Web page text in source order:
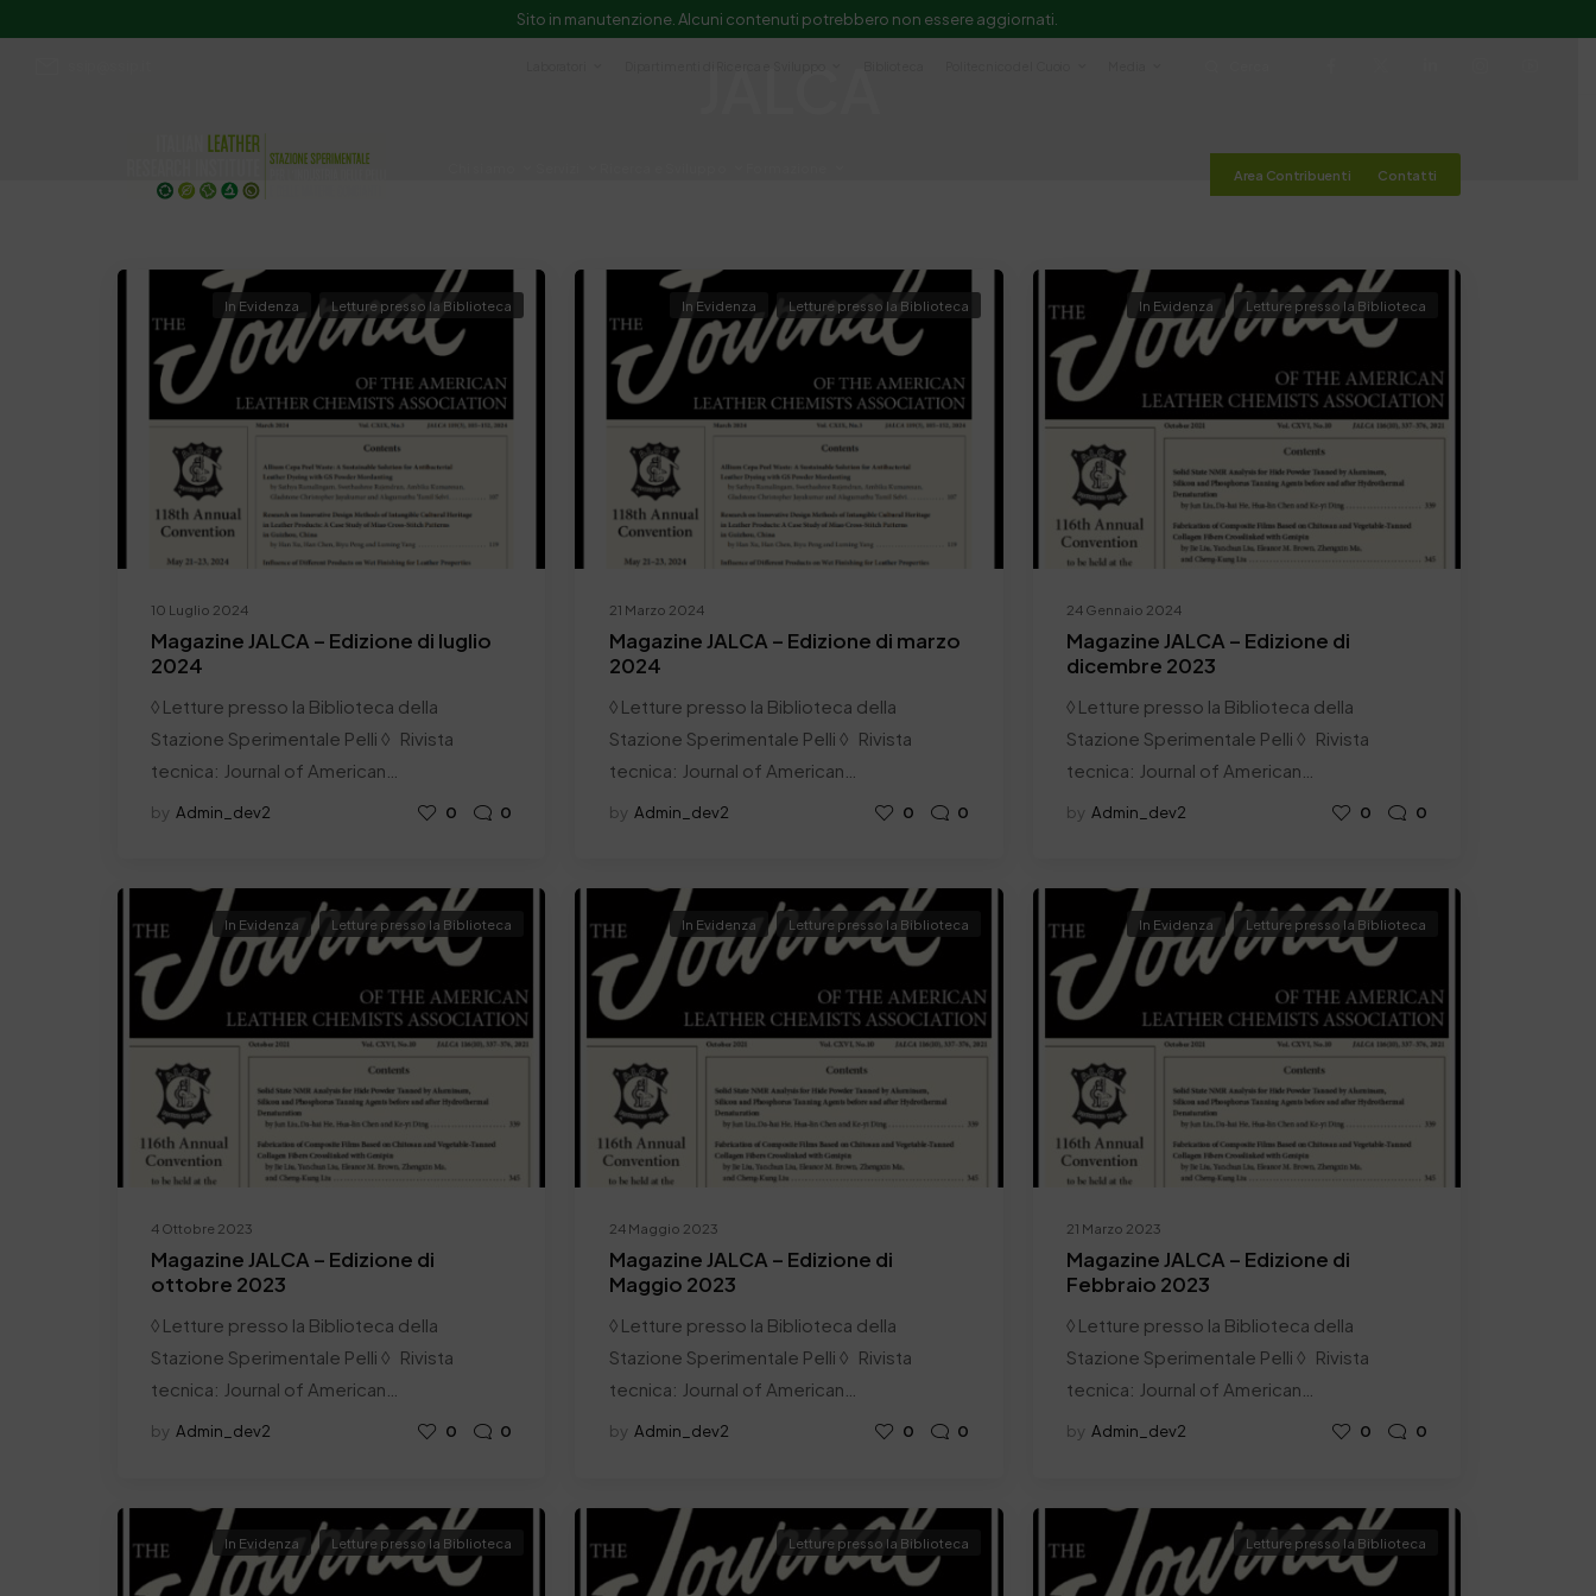
Sito in manutenzione. Alcuni contenuti potrebbero non essere aggiornati.
Area Contribuenti Contatti
10 Luglio 2024
In Evidenza Letture presso la Biblioteca
Magazine JALCA – Edizione di luglio
2024
◊ Letture presso la Biblioteca della
Stazione Sperimentale Pelli ◊ Rivista
tecnica: Journal of American…
by Admin_dev2 0 0
21 Marzo 2024
In Evidenza Letture presso la Biblioteca
Magazine JALCA – Edizione di marzo
2024
◊ Letture presso la Biblioteca della
Stazione Sperimentale Pelli ◊ Rivista
tecnica: Journal of American…
by Admin_dev2 0 0
24 Gennaio 2024
In Evidenza Letture presso la Biblioteca
Magazine JALCA – Edizione di
dicembre 2023
◊ Letture presso la Biblioteca della
Stazione Sperimentale Pelli ◊ Rivista
tecnica: Journal of American…
by Admin_dev2 0 0
4 Ottobre 2023
In Evidenza Letture presso la Biblioteca
Magazine JALCA – Edizione di
ottobre 2023
◊ Letture presso la Biblioteca della
Stazione Sperimentale Pelli ◊ Rivista
tecnica: Journal of American…
by Admin_dev2 0 0
24 Maggio 2023
In Evidenza Letture presso la Biblioteca
Magazine JALCA – Edizione di
Maggio 2023
◊ Letture presso la Biblioteca della
Stazione Sperimentale Pelli ◊ Rivista
tecnica: Journal of American…
by Admin_dev2 0 0
21 Marzo 2023
In Evidenza Letture presso la Biblioteca
Magazine JALCA – Edizione di
Febbraio 2023
◊ Letture presso la Biblioteca della
Stazione Sperimentale Pelli ◊ Rivista
tecnica: Journal of American…
by Admin_dev2 0 0
In Evidenza Letture presso la Biblioteca Letture presso la Biblioteca Letture presso la Biblioteca